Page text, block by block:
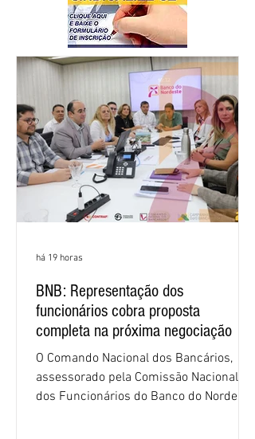
BNB: Representação dos
funcionários cobra proposta
completa na próxima negociação
O Comando Nacional dos Bancários,
assessorado pela Comissão Nacional
dos Funcionários do Banco do Nordeste
há 19 horas